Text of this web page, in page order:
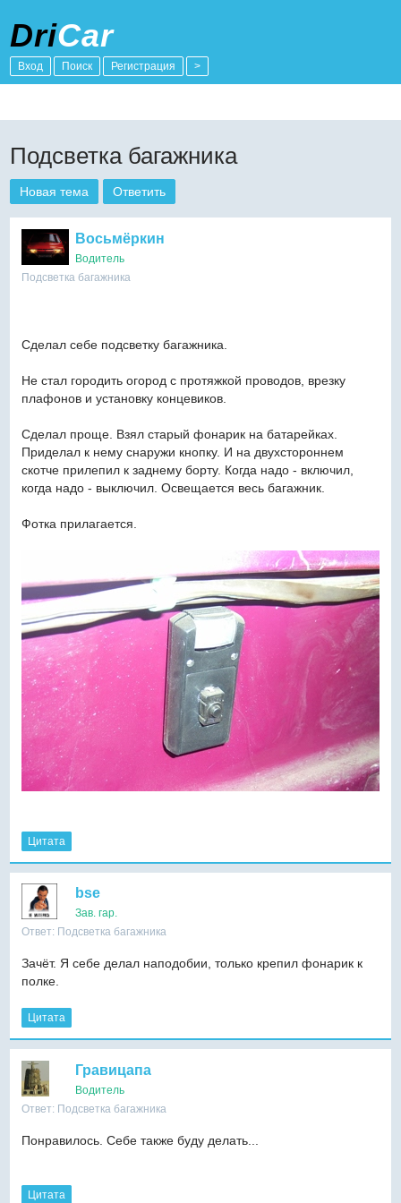
DriCar
Вход Поиск Регистрация >
Подсветка багажника
Новая тема Ответить
Восьмёркин
Водитель
Подсветка багажника
Сделал себе подсветку багажника.
Не стал городить огород с протяжкой проводов, врезку
плафонов и установку концевиков.
Сделал проще. Взял старый фонарик на батарейках.
Приделал к нему снаружи кнопку. И на двухстороннем
скотче прилепил к заднему борту. Когда надо - включил,
когда надо - выключил. Освещается весь багажник.
Фотка прилагается.
Цитата
bse
Зав. гар.
Ответ: Подсветка багажника
Зачёт. Я себе делал наподобии, только крепил фонарик к
полке.
Цитата
Гравицапа
Водитель
Ответ: Подсветка багажника
Понравилось. Себе также буду делать...
Цитата